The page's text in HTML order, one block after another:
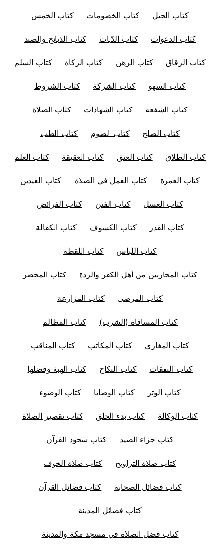
كتاب الحيل كتاب الخصومات كتاب الخمس
كتاب الدعوات كتاب الدّيات كتاب الذبائح والصيد
كتاب الرقاق كتاب الرهن كتاب الزكاة كتاب السلم
كتاب السهو كتاب الشركة كتاب الشروط
كتاب الشفعة كتاب الشهادات كتاب الصلاة
كتاب الصلح كتاب الصوم كتاب الطب
كتاب الطلاق كتاب العتق كتاب العقيقة كتاب العلم
كتاب العمرة كتاب العمل في الصلاة كتاب العيدين
كتاب الغسل كتاب الفتن كتاب الفرائض
كتاب القدر كتاب الكسوف كتاب الكفالة
كتاب اللباس كتاب اللقطة
كتاب المحاربين من أهل الكفر والردة كتاب المحصر
كتاب المرضى كتاب المزارعة
كتاب المساقاة (الشرب) كتاب المظالم
كتاب المغازي كتاب المكاتب كتاب المناقب
كتاب النفقات كتاب النكاح كتاب الهبة وفضلها
كتاب الوتر كتاب الوصايا كتاب الوضوء
كتاب الوكالة كتاب بدء الخلق كتاب تقصير الصلاة
كتاب جزاء الصيد كتاب سجود القرآن
كتاب صلاة التراويح كتاب صلاة الخوف
كتاب فضائل الصحابة كتاب فضائل القرآن
كتاب فضائل المدينة
كتاب فضل الصلاة في مسجد مكة والمدينة